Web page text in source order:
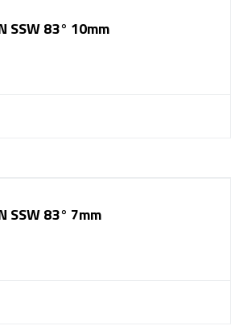
SSW 83° 10mm
SSW 83° 7mm